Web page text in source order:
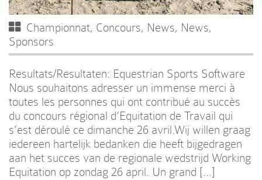
Championnat, Concours, News, News,
Sponsors
Resultats/Resultaten: Equestrian Sports Software
Nous souhaitons adresser un immense merci à
toutes les personnes qui ont contribué au succès
du concours régional d’Equitation de Travail qui
s’est déroulé ce dimanche 26 avril.Wij willen graag
iedereen hartelijk bedanken die heeft bijgedragen
aan het succes van de regionale wedstrijd Working
Equitation op zondag 26 april. Un grand […]